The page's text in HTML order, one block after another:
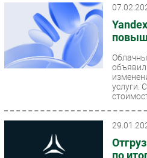
услуги.
по